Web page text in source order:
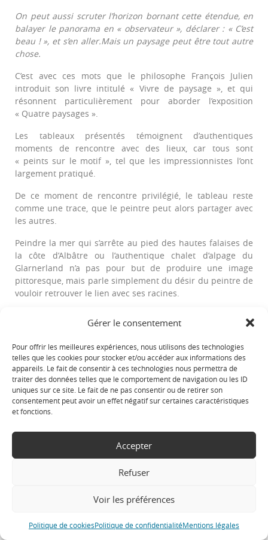
Gérer le consentement
Pour offrir les meilleures expériences, nous utilisons des technologies
telles que les cookies pour stocker et/ou accéder aux informations des
appareils. Le fait de consentir à ces technologies nous permettra de
traiter des données telles que le comportement de navigation ou les ID
uniques sur ce site. Le fait de ne pas consentir ou de retirer son
consentement peut avoir un effet négatif sur certaines caractéristiques
et fonctions.
Accepter
Refuser
Voir les préférences
Politique de cookiesPolitique de confidentialitéMentions légales
On peut aussi scruter l’horizon bornant cette étendue, en
balayer le panorama en « observateur », déclarer : « C’est
beau ! », et s’en aller.Mais un paysage peut être tout autre
chose.
C’est avec ces mots que le philosophe François Julien
introduit son livre intitulé « Vivre de paysage », et qui
résonnent particulièrement pour aborder l’exposition
« Quatre paysages ».
Les tableaux présentés témoignent d’authentiques
moments de rencontre avec des lieux, car tous sont
« peints sur le motif », tel que les impressionnistes l’ont
largement pratiqué.
De ce moment de rencontre privilégié, le tableau reste
comme une trace, que le peintre peut alors partager avec
les autres.
Peindre la mer qui s’arrête au pied des hautes falaises de
la côte d’Albâtre ou l’authentique chalet d’alpage du
Glarnerland n’a pas pour but de produire une image
pittoresque, mais parle simplement du désir du peintre de
vouloir retrouver le lien avec ses racines.
qui borde le lac du Salagou ou bien encore parcourir les
patrimoine, parlent ici de ses attaches nouvelles.
Ce sont quatre lieux de forte identité, aux paysages
contrastés, que le peintre propose de faire parler. »
Mercredi, samedi et dimanche – 10 h à 18 h
Entrée gratuite.
L’Atrium
1ter rue du Moulin – 38120 Le Fontanil-Cornillon